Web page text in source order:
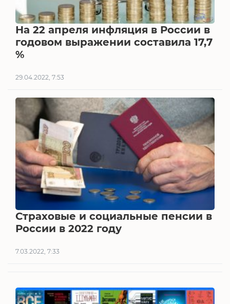
На 22 апреля инфляция в России в
годовом выражении составила 17,7
%
29.04.2022, 7:53
Страховые и социальные пенсии в
России в 2022 году
7.03.2022, 7:33